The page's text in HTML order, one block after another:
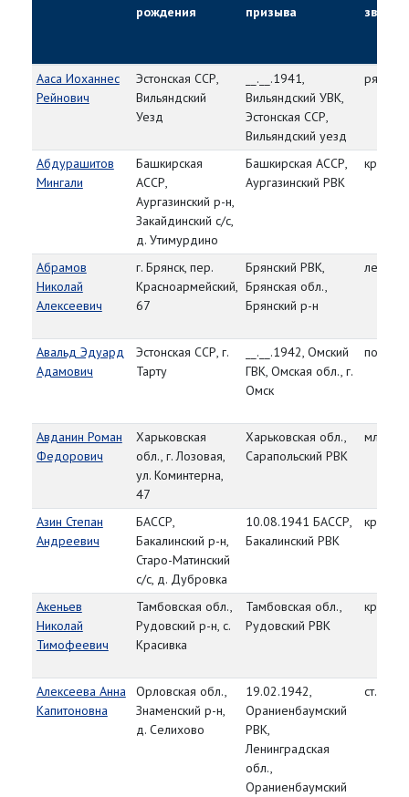
рождения
призыва
звание
Ааса Иоханнес
Рейнович
Эстонская ССР,
Вильяндский
Уезд
__.__.1941,
Вильяндский УВК,
Эстонская ССР,
Вильяндский уезд
Абдурашитов
Мингали
Башкирская
АССР,
Аургазинский р-н,
Закайдинский с/с,
д. Утимурдино
Башкирская АССР,
Аургазинский РВК
Абрамов
Николай
Алексеевич
г. Брянск, пер.
Красноармейский,
67
Брянский РВК,
Брянская обл.,
Брянский р-н
Авальд Эдуард
Адамович
Эстонская ССР, г.
Тарту
__.__.1942, Омский
ГВК, Омская обл., г.
Омск
Авданин Роман
Федорович
Харьковская
обл., г. Лозовая,
ул. Коминтерна,
47
Харьковская обл.,
Сарапольский РВК
мл.
Азин Степан
Андреевич
БАССР,
Бакалинский р-н,
Старо-Матинский
с/с, д. Дубровка
10.08.1941 БАССР,
Бакалинский РВК
Акеньев
Николай
Тимофеевич
Тамбовская обл.,
Рудовский р-н, с.
Красивка
Тамбовская обл.,
Рудовский РВК
Алексеева Анна
Капитоновна
Орловская обл.,
Знаменский р-н,
д. Селихово
19.02.1942,
Ораниенбаумский
РВК,
Ленинградская
обл.,
Ораниенбаумский
ст.